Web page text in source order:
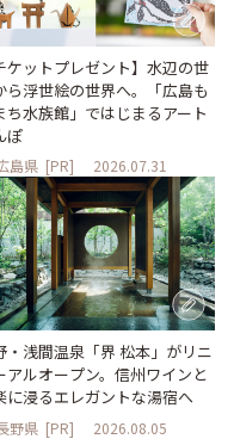
ケットプレゼント】水辺の世
ら浮世絵の世界へ。「広島も
ち水族館」ではじまるアート
ぽ
島県 [PR] 2026.07.31
・浅間温泉「界 松本」がリニ
アルオープン。信州ワインと
に浸るエレガントな湯宿へ
野県 [PR] 2026.08.05